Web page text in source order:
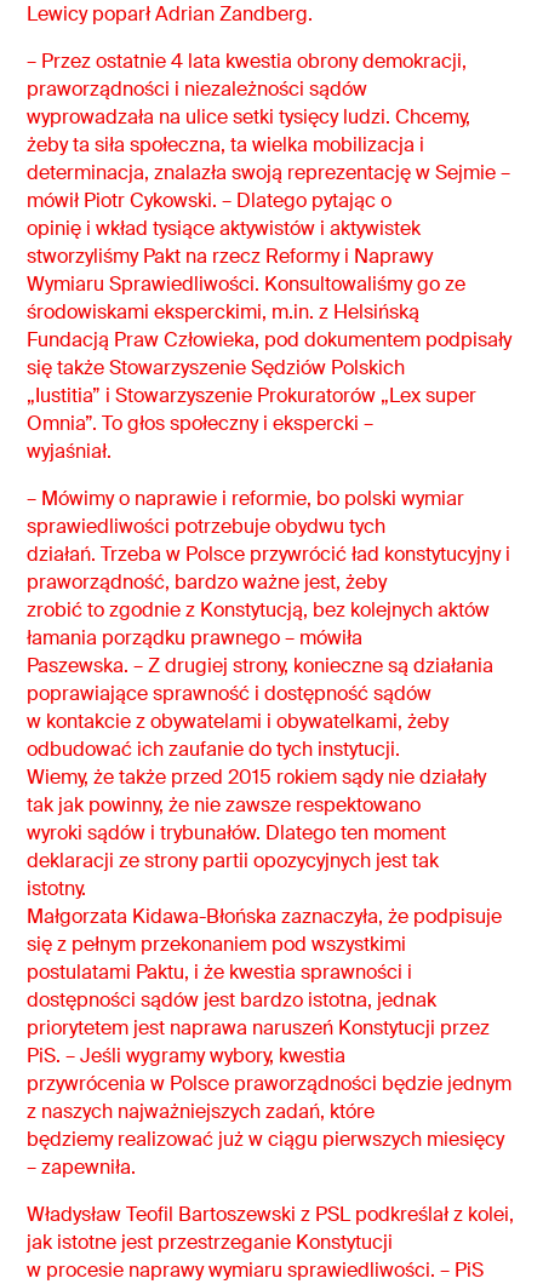
Lewicy poparł Adrian Zandberg.
– Przez ostatnie 4 lata kwestia obrony demokracji,
praworządności i niezależności sądów
wyprowadzała na ulice setki tysięcy ludzi. Chcemy,
żeby ta siła społeczna, ta wielka mobilizacja i
determinacja, znalazła swoją reprezentację w Sejmie –
mówił Piotr Cykowski. – Dlatego pytając o
opinię i wkład tysiące aktywistów i aktywistek
stworzyliśmy Pakt na rzecz Reformy i Naprawy
Wymiaru Sprawiedliwości. Konsultowaliśmy go ze
środowiskami eksperckimi, m.in. z Helsińską
Fundacją Praw Człowieka, pod dokumentem podpisały
się także Stowarzyszenie Sędziów Polskich
„Iustitia” i Stowarzyszenie Prokuratorów „Lex super
Omnia”. To głos społeczny i ekspercki –
wyjaśniał.
– Mówimy o naprawie i reformie, bo polski wymiar
sprawiedliwości potrzebuje obydwu tych
działań. Trzeba w Polsce przywrócić ład konstytucyjny i
praworządność, bardzo ważne jest, żeby
zrobić to zgodnie z Konstytucją, bez kolejnych aktów
łamania porządku prawnego – mówiła
Paszewska. – Z drugiej strony, konieczne są działania
poprawiające sprawność i dostępność sądów
w kontakcie z obywatelami i obywatelkami, żeby
odbudować ich zaufanie do tych instytucji.
Wiemy, że także przed 2015 rokiem sądy nie działały
tak jak powinny, że nie zawsze respektowano
wyroki sądów i trybunałów. Dlatego ten moment
deklaracji ze strony partii opozycyjnych jest tak
istotny.
Małgorzata Kidawa-Błońska zaznaczyła, że podpisuje
się z pełnym przekonaniem pod wszystkimi
postulatami Paktu, i że kwestia sprawności i
dostępności sądów jest bardzo istotna, jednak
priorytetem jest naprawa naruszeń Konstytucji przez
PiS. – Jeśli wygramy wybory, kwestia
przywrócenia w Polsce praworządności będzie jednym
z naszych najważniejszych zadań, które
będziemy realizować już w ciągu pierwszych miesięcy
– zapewniła.
Władysław Teofil Bartoszewski z PSL podkreślał z kolei,
jak istotne jest przestrzeganie Konstytucji
w procesie naprawy wymiaru sprawiedliwości. – PiS